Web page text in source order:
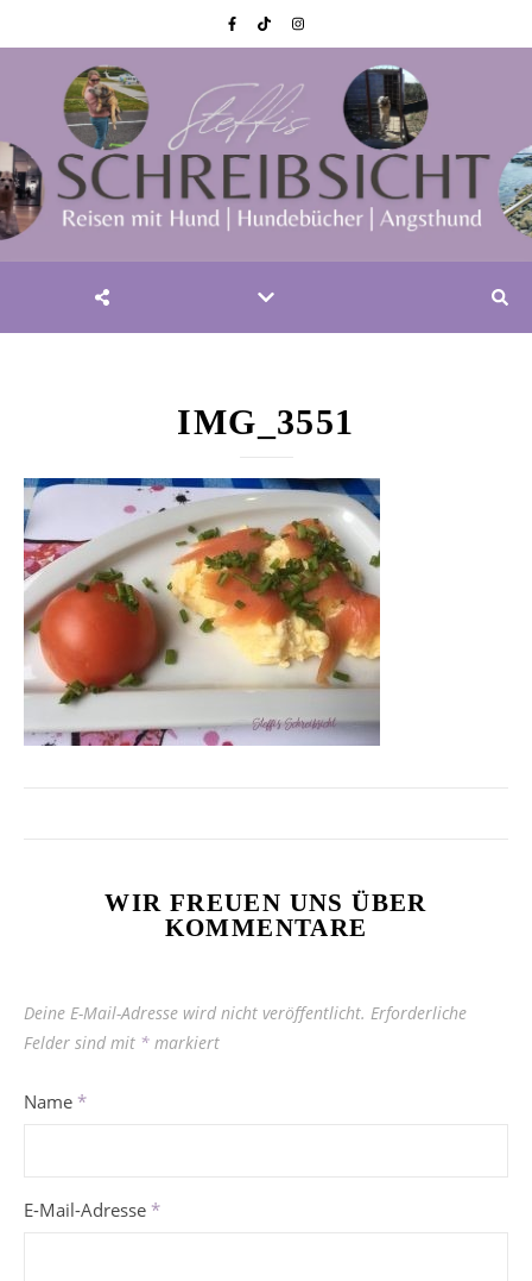
IMG_3551
WIR FREUEN UNS ÜBER
KOMMENTARE
Deine E-Mail-Adresse wird nicht veröffentlicht. Erforderliche
Felder sind mit * markiert
Name *
E-Mail-Adresse *